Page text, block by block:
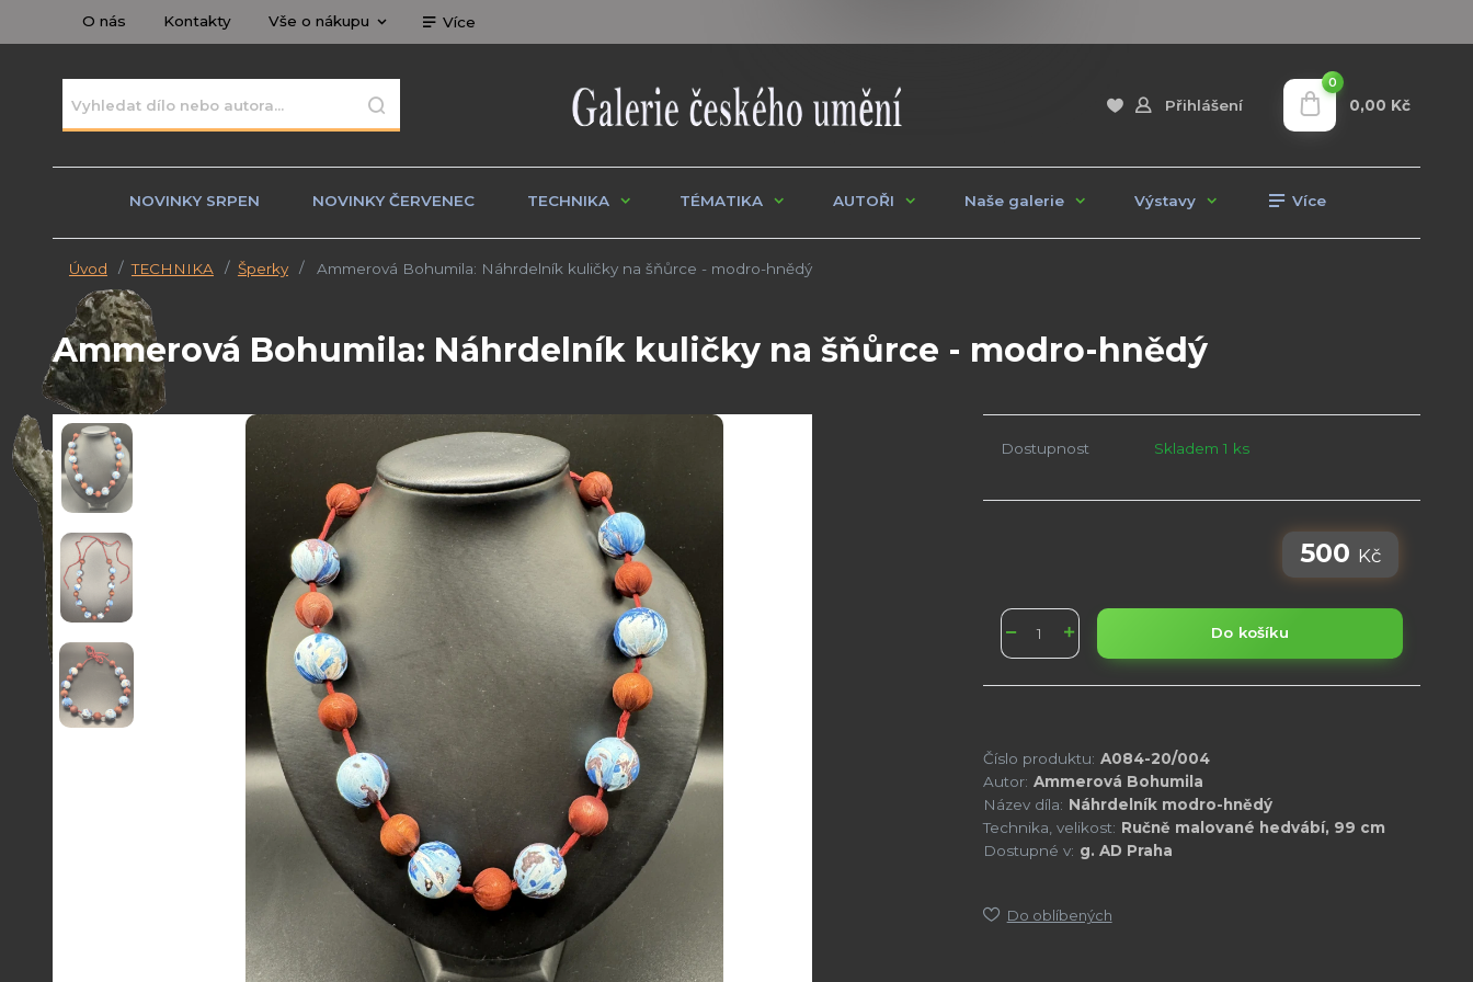
O nás Kontakty Vše o nákupu Více
Přihlášení
0
0,00 Kč
NOVINKY SRPEN NOVINKY ČERVENEC TECHNIKA TÉMATIKA AUTOŘI Naše galerie Výstavy Více
Úvod TECHNIKA Šperky Ammerová Bohumila: Náhrdelník kuličky na šňůrce - modro-hnědý
Ammerová Bohumila: Náhrdelník kuličky na šňůrce - modro-hnědý
Dostupnost Skladem 1 ks
500 Kč
Do košíku
Číslo produktu: A084-20/004
Autor: Ammerová Bohumila
Název díla: Náhrdelník modro-hnědý
Technika, velikost: Ručně malované hedvábí, 99 cm
Dostupné v: g. AD Praha
Do oblíbených